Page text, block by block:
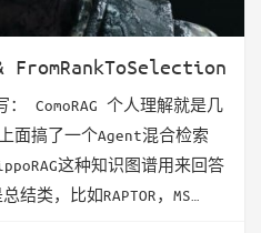
FromRankToSelection
ComoRAG 个人理解就是几
面搞了一个Agent混合检索
这种知识图谱用来回答
类，比如RAPTOR，MS